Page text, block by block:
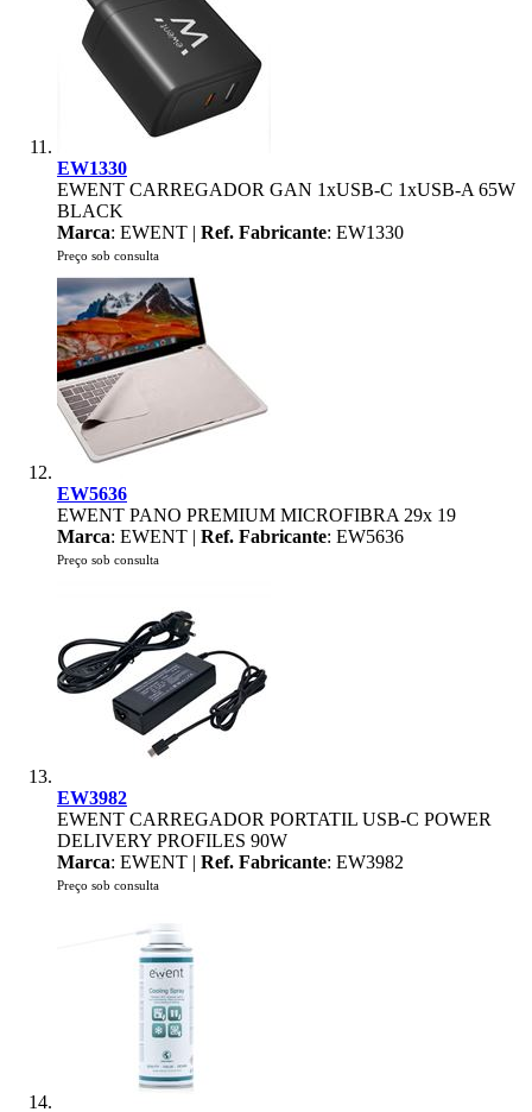
EW1330
EWENT CARREGADOR GAN 1xUSB-C 1xUSB-A 65W
BLACK
Marca: EWENT | Ref. Fabricante: EW1330
Preço sob consulta
EW5636
EWENT PANO PREMIUM MICROFIBRA 29x 19
Marca: EWENT | Ref. Fabricante: EW5636
Preço sob consulta
EW3982
EWENT CARREGADOR PORTATIL USB-C POWER
DELIVERY PROFILES 90W
Marca: EWENT | Ref. Fabricante: EW3982
Preço sob consulta